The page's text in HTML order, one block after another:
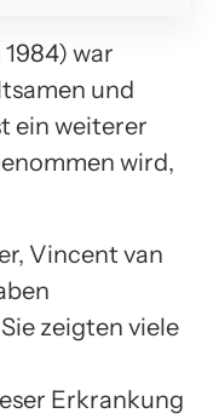
war
und
ein weiterer
wird,
Vincent van
zeigten viele
Erkrankung